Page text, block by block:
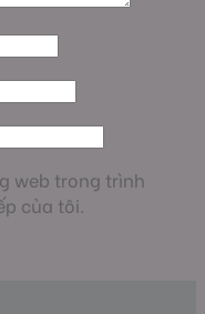
web trong trình
của tôi.